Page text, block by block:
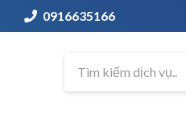
0916635166